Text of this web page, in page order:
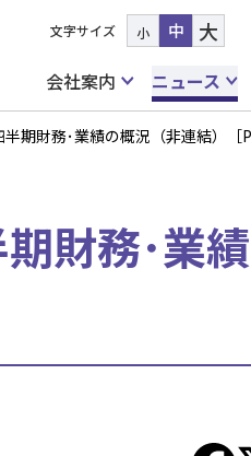
文字サイズ 小 中 大
会社案内
ニュース
期財務･業績の概況（非連結）［
財務･業